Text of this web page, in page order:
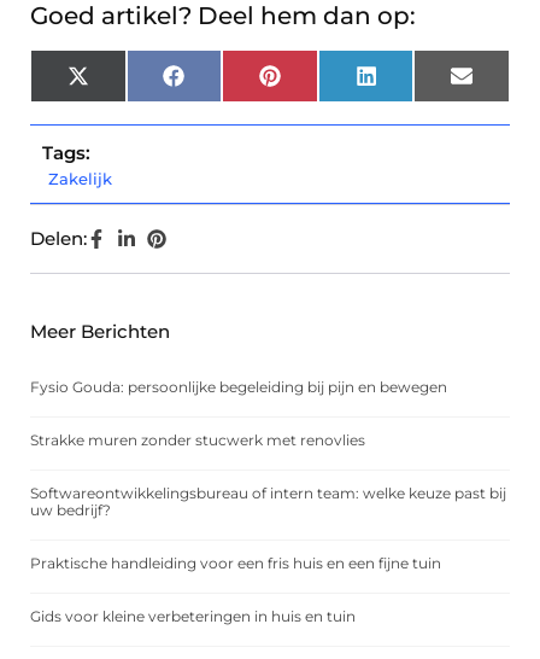
Goed artikel? Deel hem dan op:
X
(Twitter)
Facebook Pinterest LinkedIn Email
Tags:
Zakelijk
Delen:
Meer Berichten
Fysio Gouda: persoonlijke begeleiding bij pijn en bewegen
Strakke muren zonder stucwerk met renovlies
Softwareontwikkelingsbureau of intern team: welke keuze past bij
uw bedrijf?
Praktische handleiding voor een fris huis en een fijne tuin
Gids voor kleine verbeteringen in huis en tuin